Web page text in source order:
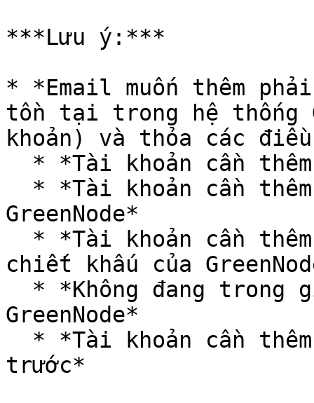
***Lưu ý:***
* *Email muốn thêm
tồn tại trong hệ thống
khoản) và thỏa các
GreenNode*
chiết khấu của
GreenNode*